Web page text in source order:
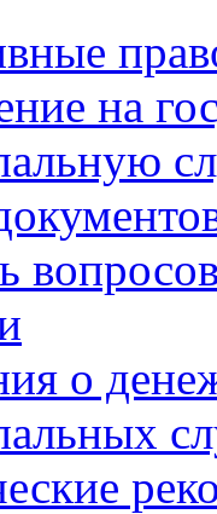
на
о